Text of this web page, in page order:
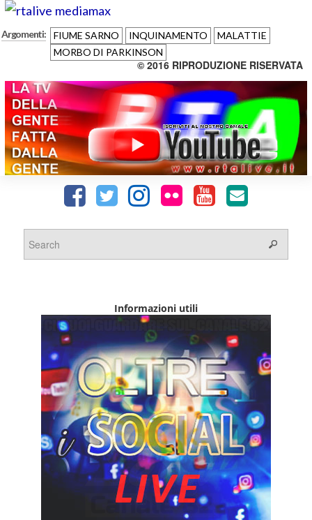
Argomenti: FIUME SARNO INQUINAMENTO
MALATTIE
MORBO DI PARKINSON
© 2016 RIPRODUZIONE RISERVATA
Informazioni utili